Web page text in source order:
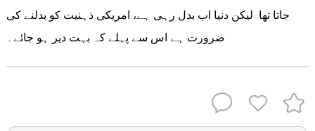
جاتا تھا لیکن دنیا اب بدل رہی ہے، امریکی ذہنیت کو بدلنے کی
ضرورت ہے اس سے پہلے کہ بہت دیر ہو جائے۔